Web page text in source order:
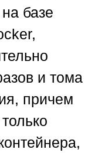
базе
и тома
причем